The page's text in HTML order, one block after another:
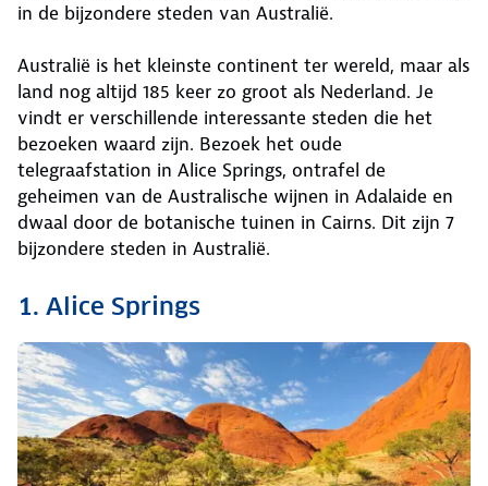
in de bijzondere steden van Australië.
Australië is het kleinste continent ter wereld, maar als
land nog altijd 185 keer zo groot als Nederland. Je
vindt er verschillende interessante steden die het
bezoeken waard zijn. Bezoek het oude
telegraafstation in Alice Springs, ontrafel de
geheimen van de Australische wijnen in Adalaide en
dwaal door de botanische tuinen in Cairns. Dit zijn 7
bijzondere steden in Australië.
1. Alice Springs